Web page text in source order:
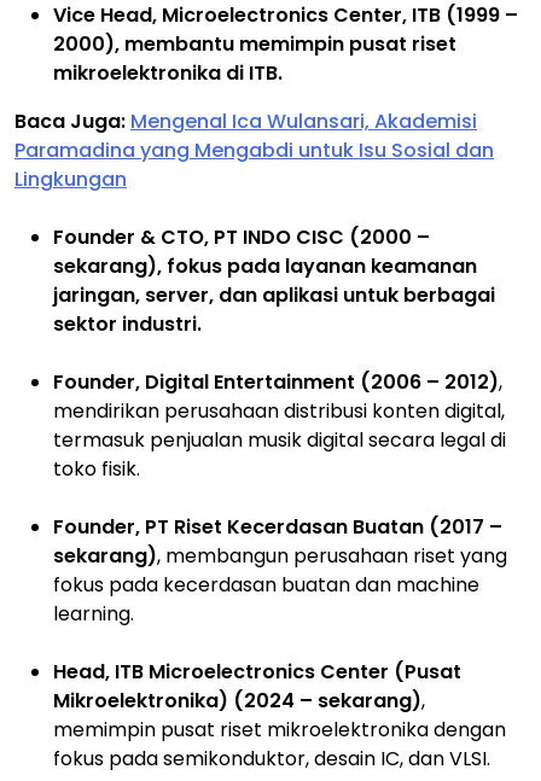
Vice Head, Microelectronics Center, ITB (1999 –
2000), membantu memimpin pusat riset
mikroelektronika di ITB.
Baca Juga: Mengenal Ica Wulansari, Akademisi
Paramadina yang Mengabdi untuk Isu Sosial dan
Lingkungan
Founder & CTO, PT INDO CISC (2000 –
sekarang), fokus pada layanan keamanan
jaringan, server, dan aplikasi untuk berbagai
sektor industri.
Founder, Digital Entertainment (2006 – 2012),
mendirikan perusahaan distribusi konten digital,
termasuk penjualan musik digital secara legal di
toko fisik.
Founder, PT Riset Kecerdasan Buatan (2017 –
sekarang), membangun perusahaan riset yang
fokus pada kecerdasan buatan dan machine
learning.
Head, ITB Microelectronics Center (Pusat
Mikroelektronika) (2024 – sekarang),
memimpin pusat riset mikroelektronika dengan
fokus pada semikonduktor, desain IC, dan VLSI.